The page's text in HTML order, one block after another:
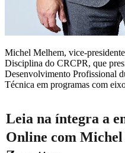
Michel Melhem, vice-
Disciplina do CRCPR, que
Desenvolvimento Profissional
Técnica em programas com
Leia na íntegra a
Online com